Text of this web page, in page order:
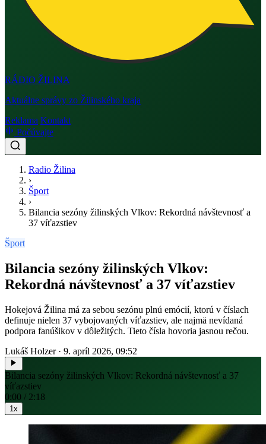
RÁDIO ŽILINA
Aktuálne správy zo Žilinského kraja
Reklama Kontakt
Počúvajte
Radio Žilina
›
Šport
›
Bilancia sezóny žilinských Vlkov: Rekordná návštevnosť a
37 víťazstiev
Šport
Bilancia sezóny žilinských Vlkov:
Rekordná návštevnosť a 37 víťazstiev
Hokejová Žilina má za sebou sezónu plnú emócií, ktorú v číslach
definuje nielen 37 vybojovaných víťazstiev, ale najmä nevídaná
podpora fanúšikov v dôležitých. Tieto čísla hovoria jasnou rečou.
Lukáš Holzer · 9. apríl 2026, 09:52
Bilancia sezóny žilinských Vlkov: Rekordná návštevnosť a 37
víťazstiev
0:00 / 2:18
1x